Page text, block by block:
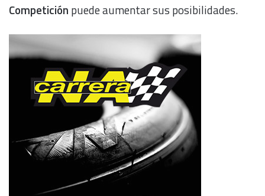
Competición puede aumentar sus posibilidades.